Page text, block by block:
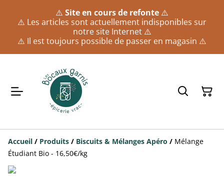
⚠️ Site en cours de refonte ⚠️
⚠️ Les articles sont actuellement indisponibles sur
notre site Internet ⚠️
⚠️ Il est toujours possible de passer en magasin ⚠️
Accueil / Produits / Biscuits & Mélanges Apéro / Mélange
Étudiant Bio - 16,50€/kg